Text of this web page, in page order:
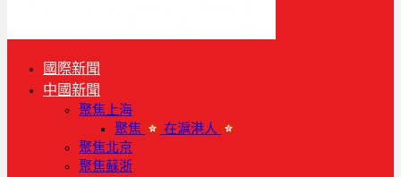
國際新聞
中國新聞
聚焦上海
聚焦
在滬港人
聚焦北京
聚焦蘇浙